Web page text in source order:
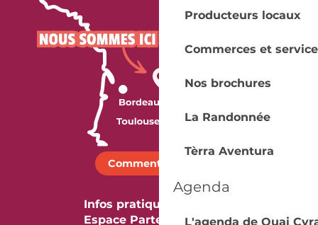
Producteurs locaux
Commerces et
Nos brochures
La Randonnée
Tèrra Aventura
Agenda
L'agenda de Quai
Comment venir ?
Infos pratiques
Espace Partenaires